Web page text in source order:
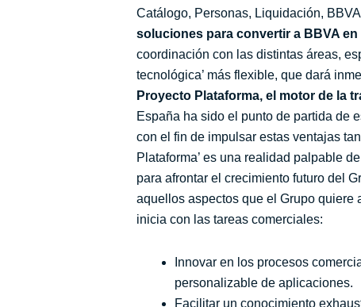
Catálogo, Personas, Liquidación,
soluciones para convertir a BBVA
coordinación con las distintas áreas,
tecnológica’ más flexible, que dará
Proyecto Plataforma, el motor de la
España ha sido el punto de partida de
con el fin de impulsar estas ventajas
Plataforma’ es una realidad palpable
para afrontar el crecimiento futuro del
aquellos aspectos que el Grupo quiere
inicia con las tareas comerciales:
Innovar en los procesos
personalizable de aplicaciones.
Facilitar un conocimiento